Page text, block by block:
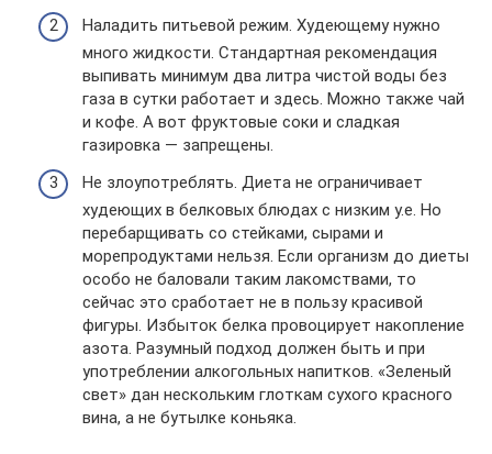
Наладить питьевой режим. Худеющему нужно
много жидкости. Стандартная рекомендация
выпивать минимум два литра чистой воды без
газа в сутки работает и здесь. Можно также чай
и кофе. А вот фруктовые соки и сладкая
газировка — запрещены.
Не злоупотреблять. Диета не ограничивает
худеющих в белковых блюдах с низким у.е. Но
перебарщивать со стейками, сырами и
морепродуктами нельзя. Если организм до диеты
особо не баловали таким лакомствами, то
сейчас это сработает не в пользу красивой
фигуры. Избыток белка провоцирует накопление
азота. Разумный подход должен быть и при
употреблении алкогольных напитков. «Зеленый
свет» дан нескольким глоткам сухого красного
вина, а не бутылке коньяка.